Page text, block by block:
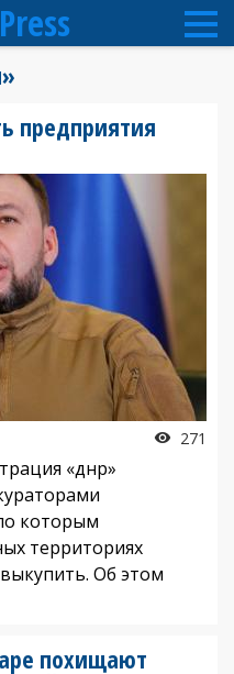
предприятия
271
«днр»
которым
территориях
Об этом
похищают